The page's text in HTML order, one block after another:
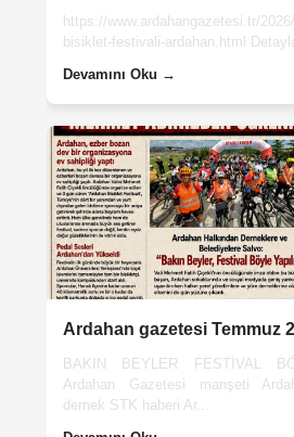
https://www.ardahangazetesi.tr/
bisiklet-festivali-ardahan.html
Devamını Oku →
Ardahan gazetesi Temmuz
BAKIN BEYLER FESTİVAL
Ardahan Gazetesi manşeti
dernek STK haberi Ar...